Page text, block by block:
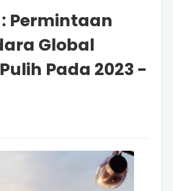
Permintaan
Global
Pada 2023 -